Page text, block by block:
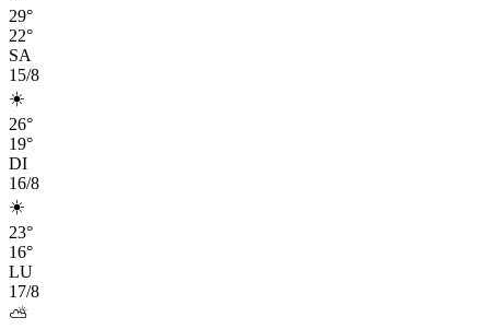
29°
22°
SA
15/8
☀️
26°
19°
DI
16/8
☀️
23°
16°
LU
17/8
⛅